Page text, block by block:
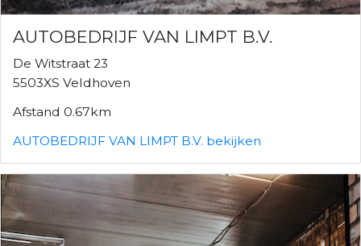
AUTOBEDRIJF VAN LIMPT B.V.
De Witstraat 23
5503XS Veldhoven
Afstand 0.67km
AUTOBEDRIJF VAN LIMPT B.V. bekijken